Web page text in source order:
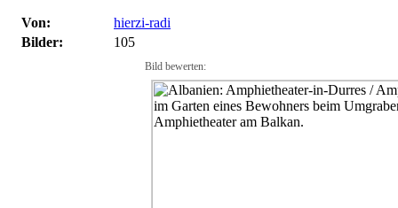
Von:
hierzi-radi
Bilder:
105
Bild bewerten: